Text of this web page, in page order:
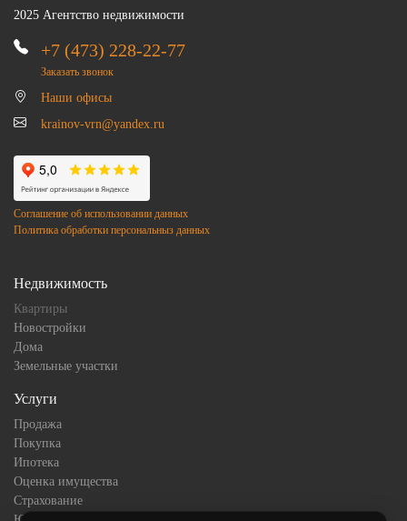
2025 Агентство недвижимости
+7 (473) 228-22-77
Заказать звонок
Наши офисы
krainov-vrn@yandex.ru
Соглашение об использовании данных
Политика обработки персональныз данных
Недвижимость
Квартиры
Новостройки
Дома
Земельные участки
Услуги
Продажа
Покупка
Ипотека
Оценка имущества
Страхование